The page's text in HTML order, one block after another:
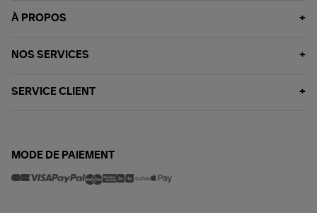
À PROPOS
NOS SERVICES
SERVICE CLIENT
MODE DE PAIEMENT